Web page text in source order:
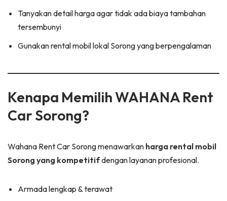
Tanyakan detail harga agar tidak ada biaya tambahan
tersembunyi
Gunakan rental mobil lokal Sorong yang berpengalaman
Kenapa Memilih WAHANA Rent
Car Sorong?
Wahana Rent Car Sorong menawarkan harga rental mobil
Sorong yang kompetitifdengan layanan profesional.
Armada lengkap & terawat